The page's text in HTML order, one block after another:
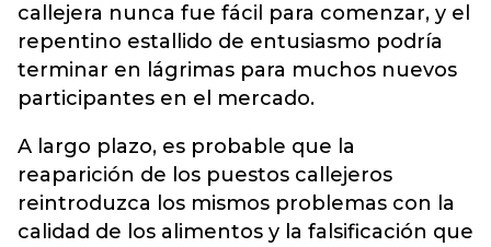
callejera nunca fue fácil para comenzar, y el
repentino estallido de entusiasmo podría
terminar en lágrimas para muchos nuevos
participantes en el mercado.
A largo plazo, es probable que la
reaparición de los puestos callejeros
reintroduzca los mismos problemas con la
calidad de los alimentos y la falsificación que